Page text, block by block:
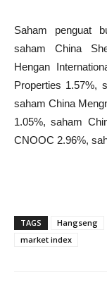
Saham penguat
saham China
Hengan
Properties 1.57%,
saham China
1.05%, saham
CNOOC 2.96%,
TAGS Hangseng
market index